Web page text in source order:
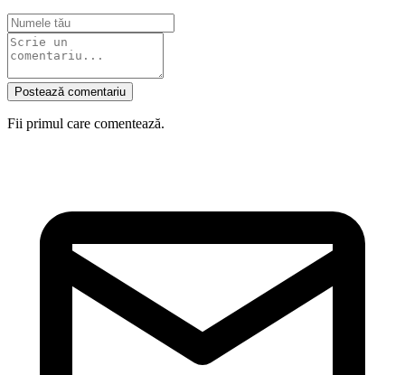
Postează comentariu
Fii primul care comentează.